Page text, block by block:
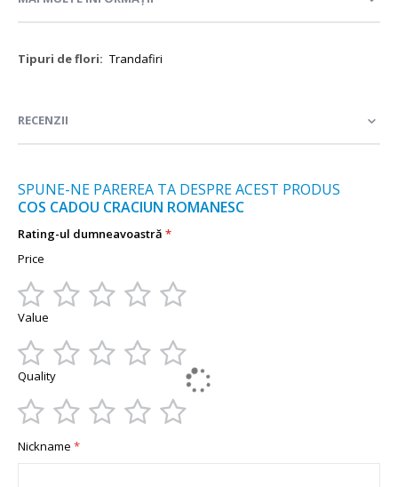
Mai
Trandafiri
RECENZII
SPUNE-NE PAREREA TA DESPRE ACEST PRODUS
COS CADOU CRACIUN ROMANESC
Rating-ul dumneavoastră
Price
1
2
3
4
5
Value
1
2
3
4
5
Quality
star
stars
stars
stars
stars
Nickname